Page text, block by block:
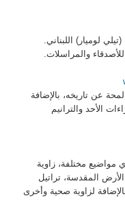
لوميار) اللبناني.
والمراسلات.
عن تاريخه، بالإضافة
الأحد والترانيم
مواضيع مختلفة، زاوية
المقدسة، تراتيل
لزاوية صحية وأخرى